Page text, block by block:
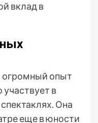
вклад в
огромный опыт
участвует в
Она
еще в юности